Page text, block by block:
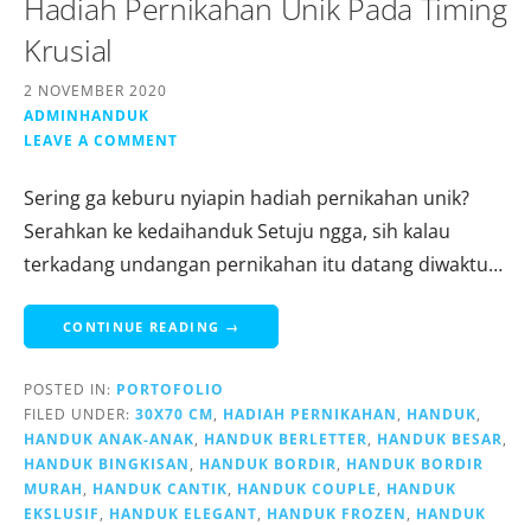
Hadiah Pernikahan Unik Pada Timing
Krusial
2 NOVEMBER 2020
ADMINHANDUK
LEAVE A COMMENT
Sering ga keburu nyiapin hadiah pernikahan unik?
Serahkan ke kedaihanduk Setuju ngga, sih kalau
terkadang undangan pernikahan itu datang diwaktu…
CONTINUE READING →
POSTED IN: PORTOFOLIO
FILED UNDER: 30X70 CM, HADIAH PERNIKAHAN, HANDUK,
HANDUK ANAK-ANAK, HANDUK BERLETTER, HANDUK BESAR,
HANDUK BINGKISAN, HANDUK BORDIR, HANDUK BORDIR
MURAH, HANDUK CANTIK, HANDUK COUPLE, HANDUK
EKSLUSIF, HANDUK ELEGANT, HANDUK FROZEN, HANDUK